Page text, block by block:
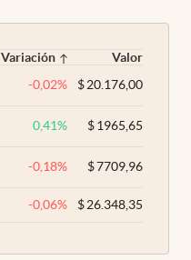
Variación
Valor
-0,02% $20.176,00
0,41% $1965,65
-0,18% $7709,96
-0,06% $26.348,35